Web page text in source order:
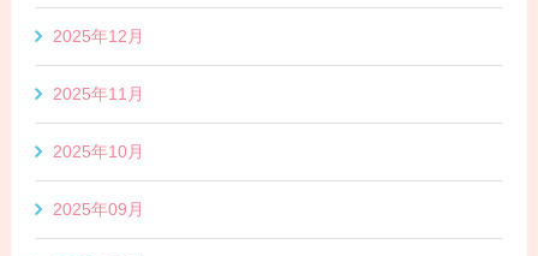
2025年12月
2025年11月
2025年10月
2025年09月